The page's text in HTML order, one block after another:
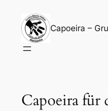
Inhalt
springen
Capoeira –
Capoeira für